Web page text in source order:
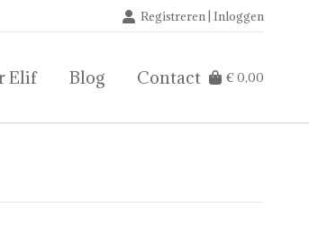
Registreren | Inloggen
Elif Blog Contact €0,00
Elif Blog Contact €0,00